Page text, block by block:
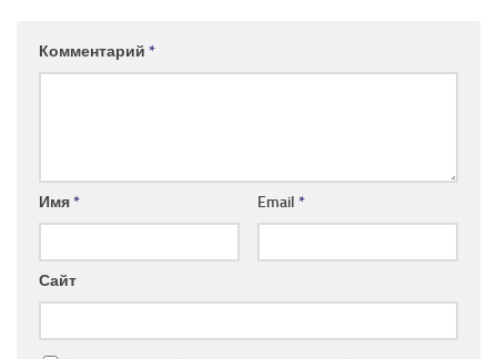
Комментарий *
Имя* Email *
Сайт